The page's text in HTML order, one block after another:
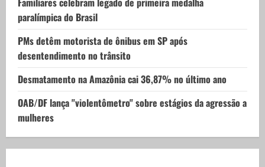
n
paralímpica do Brasil
PMs detêm motorista de ônibus em SP após
desentendimento no trânsito
Desmatamento na Amazônia cai 36,87% no último ano
OAB/DF lança "violentômetro" sobre estágios da agressão a
mulheres